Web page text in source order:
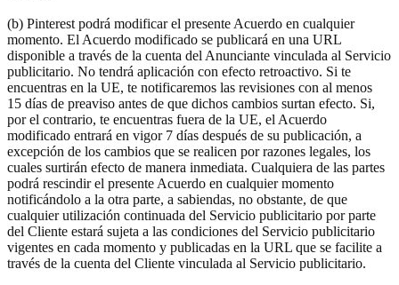
(b) Pinterest podrá modificar el presente Acuerdo en cualquier
momento. El Acuerdo modificado se publicará en una URL
disponible a través de la cuenta del Anunciante vinculada al Servicio
publicitario. No tendrá aplicación con efecto retroactivo. Si te
encuentras en la UE, te notificaremos las revisiones con al menos
15 días de preaviso antes de que dichos cambios surtan efecto. Si,
por el contrario, te encuentras fuera de la UE, el Acuerdo
modificado entrará en vigor 7 días después de su publicación, a
excepción de los cambios que se realicen por razones legales, los
cuales surtirán efecto de manera inmediata. Cualquiera de las partes
podrá rescindir el presente Acuerdo en cualquier momento
notificándolo a la otra parte, a sabiendas, no obstante, de que
cualquier utilización continuada del Servicio publicitario por parte
del Cliente estará sujeta a las condiciones del Servicio publicitario
vigentes en cada momento y publicadas en la URL que se facilite a
través de la cuenta del Cliente vinculada al Servicio publicitario.